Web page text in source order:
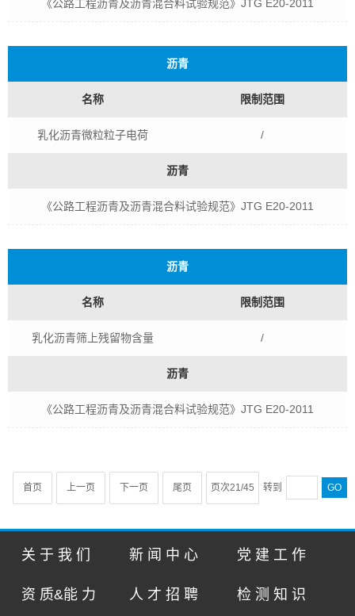
《公路工程沥青及沥青混合料试验规范》JTG E20-2011
沥青
名称 限制范围
乳化沥青微粒粒子电荷 /
沥青
《公路工程沥青及沥青混合料试验规范》JTG E20-2011
沥青
名称 限制范围
乳化沥青筛上残留物含量 /
沥青
《公路工程沥青及沥青混合料试验规范》JTG E20-2011
首页 上一页 下一页 尾页 页次21/45 转到 GO
关 于 我 们 新 闻 中 心 党 建 工 作
资 质&能 力 人 才 招 聘 检 测 知 识